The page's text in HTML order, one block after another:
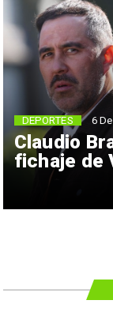
Claudio
fichaje de
DEPORTES 6